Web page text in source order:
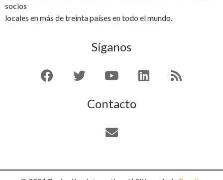
socios
locales en más de treinta países en todo el mundo.
Síganos
Contacto